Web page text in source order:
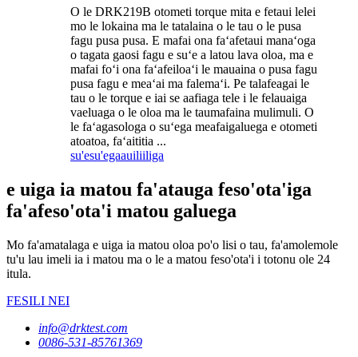
O le DRK219B otometi torque mita e fetaui lelei
mo le lokaina ma le tatalaina o le tau o le pusa
fagu pusa pusa. E mafai ona faʻafetaui manaʻoga
o tagata gaosi fagu e suʻe a latou lava oloa, ma e
mafai foʻi ona faʻafeiloaʻi le mauaina o pusa fagu
pusa fagu e meaʻai ma falemaʻi. Pe talafeagai le
tau o le torque e iai se aafiaga tele i le felauaiga
vaeluaga o le oloa ma le taumafaina mulimuli. O
le faʻagasologa o suʻega meafaigaluega e otometi
atoatoa, faʻaititia ...
su'esu'egaauiliiliga
e uiga ia matou fa'atauga feso'ota'iga
fa'afeso'ota'i matou galuega
Mo fa'amatalaga e uiga ia matou oloa po'o lisi o tau, fa'amolemole
tu'u lau imeli ia i matou ma o le a matou feso'ota'i i totonu ole 24
itula.
FESILI NEI
info@drktest.com
0086-531-85761369